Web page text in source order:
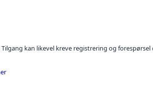
kan likevel kreve registrering og